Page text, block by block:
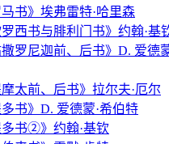
书》埃弗雷特·哈里森
西书与腓利门书》约翰·基
罗尼迦前、后书》D. 爱德
太前、后书》拉尔夫·厄尔
书》D. 爱德蒙·希伯特
书②》约翰·基钦